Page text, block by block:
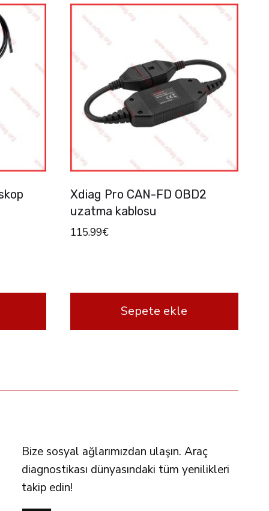
Xdiag Pro CAN-FD OBD2
uzatma kablosu
115.99€
Sepete ekle
Bize sosyal ağlarımızdan ulaşın. Araç
diagnostikası dünyasındaki tüm yenilikleri
takip edin!